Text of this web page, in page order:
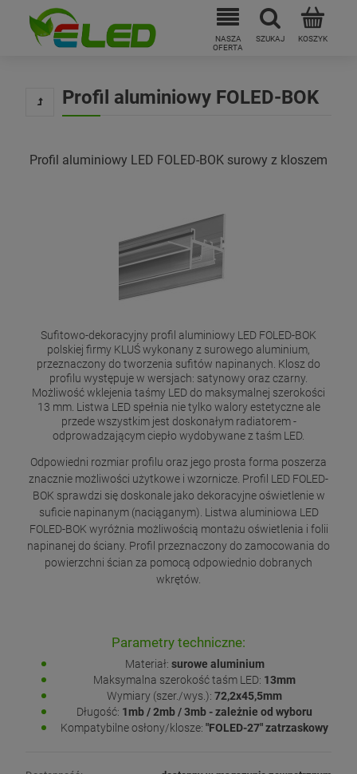
Profil aluminiowy FOLED-BOK
Profil aluminiowy LED FOLED-BOK surowy z kloszem
Sufitowo-dekoracyjny profil aluminiowy LED FOLED-BOK
polskiej firmy KLUŚ wykonany z surowego aluminium,
przeznaczony do tworzenia sufitów napinanych. Klosz do
profilu występuje w wersjach: satynowy oraz czarny.
Możliwość wklejenia taśmy LED do maksymalnej szerokości
13 mm. Listwa LED spełnia nie tylko walory estetyczne ale
przede wszystkim jest doskonałym radiatorem -
odprowadzającym ciepło wydobywane z taśm LED.
Odpowiedni rozmiar profilu oraz jego prosta forma poszerza
znacznie możliwości użytkowe i wzornicze. Profil LED FOLED-
BOK sprawdzi się doskonale jako dekoracyjne oświetlenie w
suficie napinanym (naciąganym). Listwa aluminiowa LED
FOLED-BOK wyróżnia możliwością montażu oświetlenia i folii
napinanej do ściany. Profil przeznaczony do zamocowania do
powierzchni ścian za pomocą odpowiednio dobranych
wkrętów.
Parametry techniczne:
Materiał: surowe aluminium
Maksymalna szerokość taśm LED: 13mm
Wymiary (szer./wys.): 72,2x45,5mm
Długość: 1mb / 2mb / 3mb - zależnie od wyboru
Kompatybilne osłony/klosze: "FOLED-27" zatrzaskowy